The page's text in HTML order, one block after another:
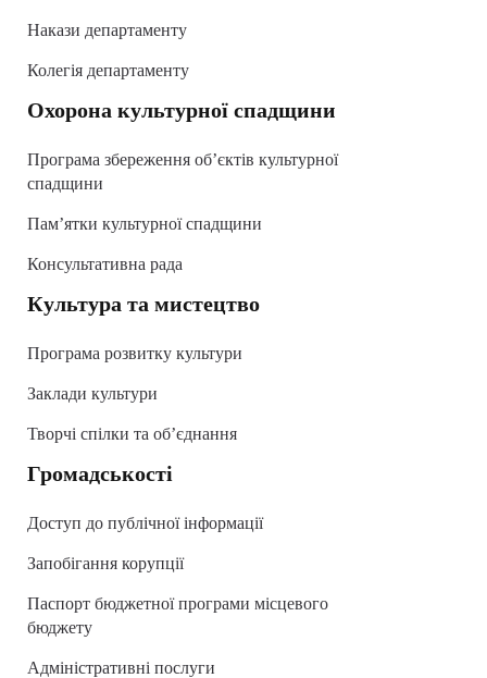
Накази департаменту
Колегія департаменту
Охорона культурної спадщини
Програма збереження об’єктів культурної
спадщини
Пам’ятки культурної спадщини
Консультативна рада
Культура та мистецтво
Програма розвитку культури
Заклади культури
Творчі спілки та об’єднання
Громадськості
Доступ до публічної інформації
Запобігання корупції
Паспорт бюджетної програми місцевого
бюджету
Адміністративні послуги